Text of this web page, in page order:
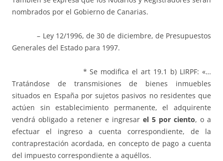
nombrados por el Gobierno de Canarias.
– Ley 12/1996, de 30 de diciembre, de Presupuestos
Generales del Estado para 1997.
* Se modifica el art 19.1 b) LIRPF: «…
Tratándose de transmisiones de bienes inmuebles
situados en España por sujetos pasivos no residentes que
actúen sin establecimiento permanente, el adquirente
vendrá obligado a retener e ingresar el 5 por ciento, o a
efectuar el ingreso a cuenta correspondiente, de la
contraprestación acordada, en concepto de pago a cuenta
del impuesto correspondiente a aquéllos.